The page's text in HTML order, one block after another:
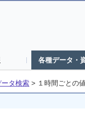
各種データ・
タ検索 > １時間ごとの